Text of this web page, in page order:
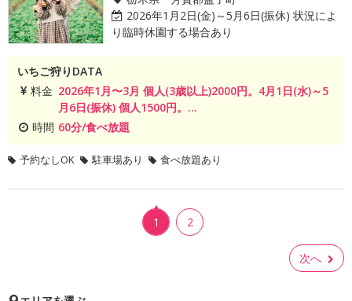
2026年1月2日(金)～5月6日(振休) 状況によ
り臨時休園する場合あり
いちご狩りDATA
料金 2026年1月〜3月 個人(3歳以上)2000円。4月1日(水)～5
月6日(振休) 個人1500円。...
時間 60分/食べ放題
予約なしOK 駐車場あり 食べ放題あり
1 2
次へ